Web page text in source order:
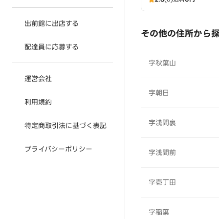
出前館に出店する
配達員に応募する
運営会社
利用規約
特定商取引法に基づく表記
プライバシーポリシー
その他の住所から
字秋葉山
字朝日
字浅間裏
字浅間前
字壱丁田
字稲葉